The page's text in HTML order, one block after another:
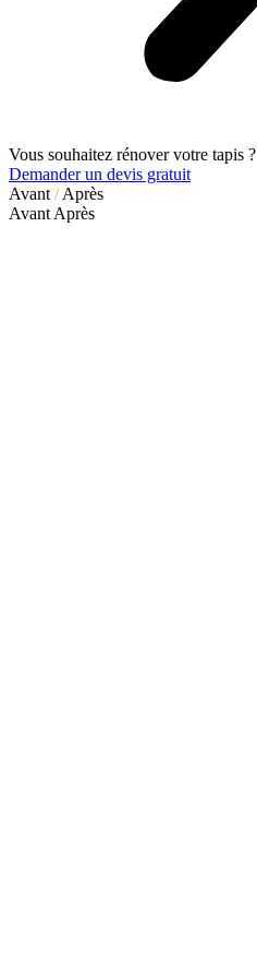
Vous souhaitez rénover votre tapis ?
Demander un devis gratuit
Avant /Après
Avant Après